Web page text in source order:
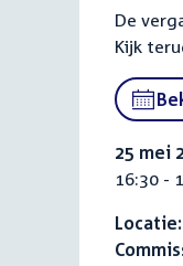
De
Kijk
25 mei
16:30 -
Locatie: